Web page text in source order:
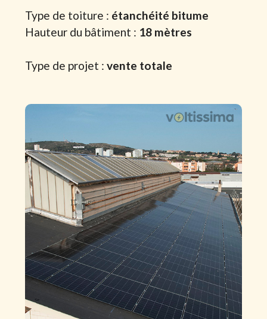
Type de toiture : étanchéité bitume
Hauteur du bâtiment : 18 mètres
Type de projet :vente totale